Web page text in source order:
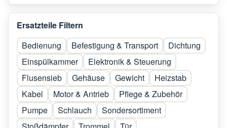
Ersatzteile Filtern
Bedienung
Befestigung & Transport
Dichtung
Einspülkammer
Elektronik & Steuerung
Flusensieb
Gehäuse Gewicht
Heizstab
Kabel
Motor & Antrieb
Pflege & Zubehör
Pumpe
Schlauch
Sondersortiment